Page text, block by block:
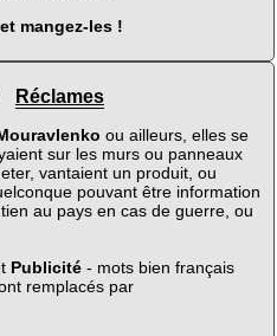
mangez-les !
Réclames
ou ailleurs, elles se
sur les murs ou panneaux
vantaient un produit, ou
pouvant être information
au pays en cas de guerre, ou
Publicité- mots bien français
remplacés par